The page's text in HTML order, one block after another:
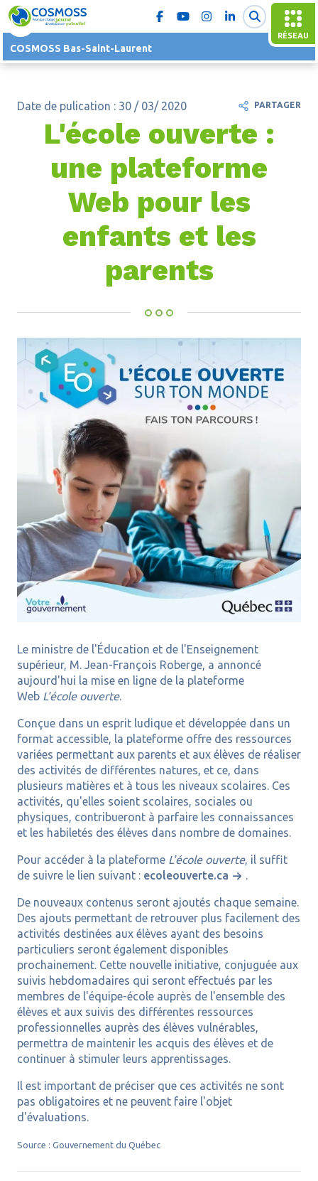
RÉSEAU
COSMOSS Bas-Saint-Laurent
Date de pulication : 30 / 03/ 2020
L'école ouverte :
une plateforme
Web pour les
enfants et les
parents
Le ministre de l'Éducation et de l'Enseignement
supérieur, M. Jean-François Roberge, a annoncé
aujourd'hui la mise en ligne de la plateforme
Web L'école ouverte.
Conçue dans un esprit ludique et développée dans un
format accessible, la plateforme offre des ressources
variées permettant aux parents et aux élèves de réaliser
des activités de différentes natures, et ce, dans
plusieurs matières et à tous les niveaux scolaires. Ces
activités, qu'elles soient scolaires, sociales ou
physiques, contribueront à parfaire les connaissances
et les habiletés des élèves dans nombre de domaines.
Pour accéder à la plateforme L'école ouverte, il suffit
de suivre le lien suivant : ecoleouverte.ca .
De nouveaux contenus seront ajoutés chaque semaine.
Des ajouts permettant de retrouver plus facilement des
activités destinées aux élèves ayant des besoins
particuliers seront également disponibles
prochainement. Cette nouvelle initiative, conjuguée aux
suivis hebdomadaires qui seront effectués par les
membres de l'équipe-école auprès de l'ensemble des
élèves et aux suivis des différentes ressources
professionnelles auprès des élèves vulnérables,
permettra de maintenir les acquis des élèves et de
continuer à stimuler leurs apprentissages.
Il est important de préciser que ces activités ne sont
pas obligatoires et ne peuvent faire l'objet
d'évaluations.
Source : Gouvernement du Québec
PARTAGER